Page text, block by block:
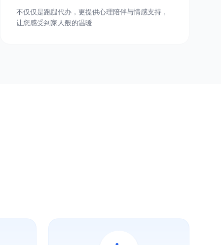
不仅仅是跑腿代办，更提供心理陪伴与情感支持，
让您感受到家人般的温暖